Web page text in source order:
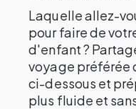
Laquelle allez-
pour faire de
d'enfant ?
voyage préférée
ci-dessous et
plus fluide et